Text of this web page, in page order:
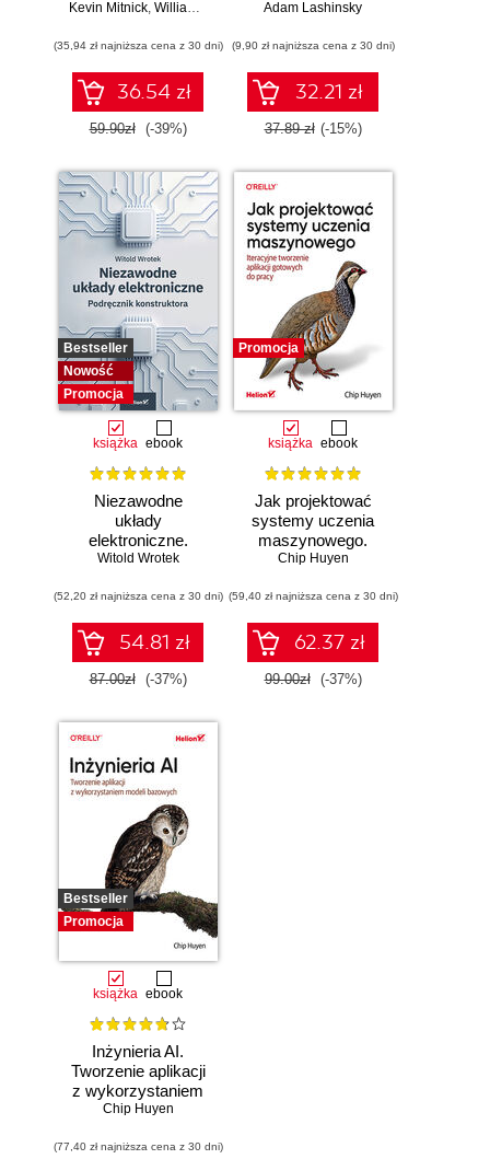
Kevin Mitnick, William L. Simon
(35,94 zł najniższa cena z 30 dni)
36.54 zł
59.90zł (-39%)
na świecie
Adam Lashinsky
(9,90 zł najniższa cena z 30 dni)
32.21 zł
37.89 zł (-15%)
Bestseller
Nowość
Promocja
książka ebook
Niezawodne
układy
elektroniczne.
Podręcznik
Witold Wrotek
(52,20 zł najniższa cena z 30 dni)
54.81 zł
87.00zł (-37%)
Promocja
książka ebook
Jak projektować
systemy uczenia
maszynowego.
Iteracyjne
gotowych do pracy
Chip Huyen
(59,40 zł najniższa cena z 30 dni)
62.37 zł
99.00zł (-37%)
Bestseller
Promocja
książka ebook
Inżynieria AI.
Tworzenie aplikacji
z wykorzystaniem
modeli bazowych
Chip Huyen
(77,40 zł najniższa cena z 30 dni)